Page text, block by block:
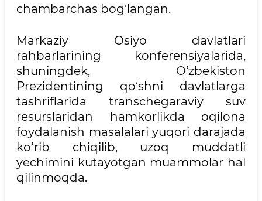
chambarchas bog‘langan.
Markaziy Osiyo davlatlari
rahbarlarining konferensiyalarida,
shuningdek, O‘zbekiston
Prezidentining qo‘shni davlatlarga
tashriflarida transchegaraviy suv
resurslaridan hamkorlikda oqilona
foydalanish masalalari yuqori darajada
ko‘rib chiqilib, uzoq muddatli
yechimini kutayotgan muammolar hal
qilinmoqda.